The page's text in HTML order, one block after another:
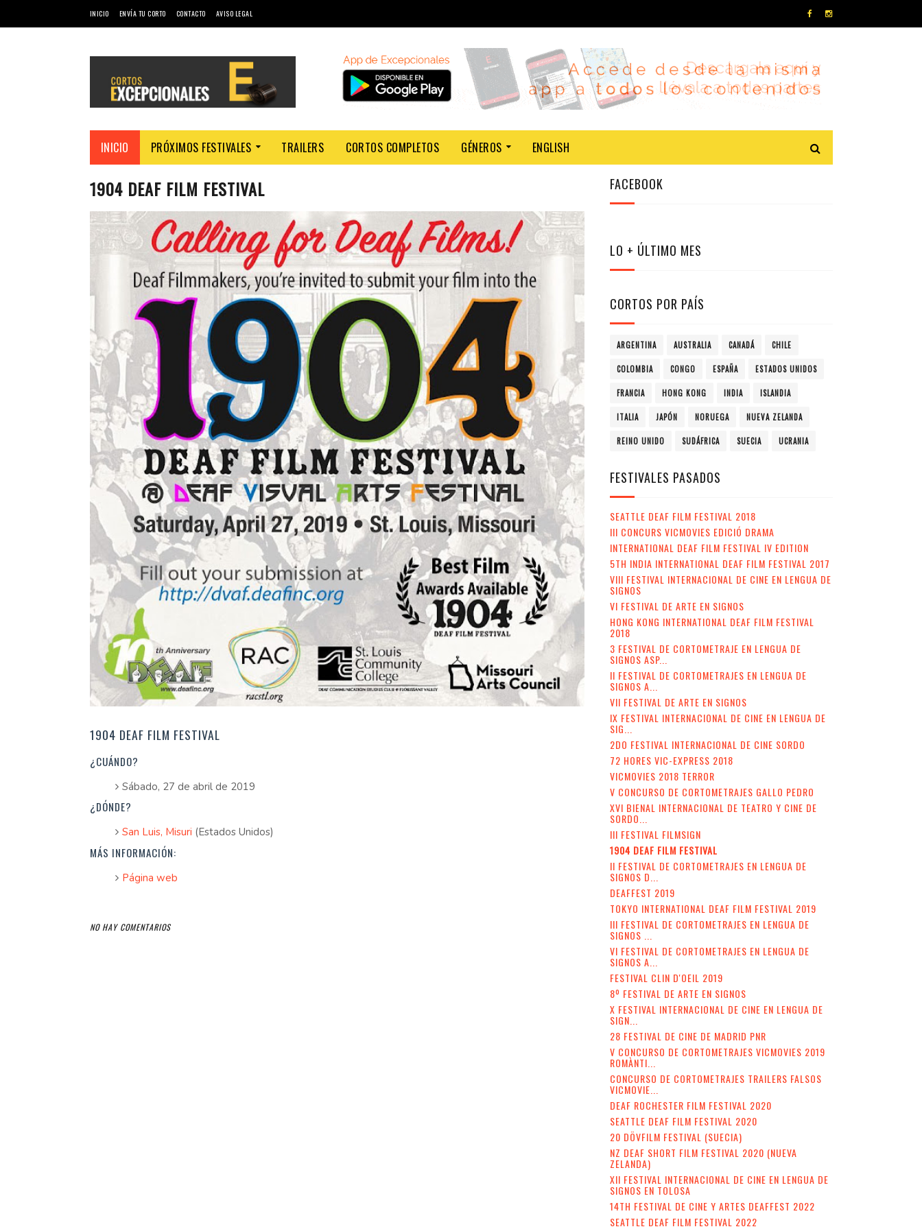
INICIO ENVÍA TU CORTO CONTACTO AVISO LEGAL
INICIO PRÓXIMOS FESTIVALES TRAILERS CORTOS COMPLETOS GÉNEROS ENGLISH
1904 DEAF FILM FESTIVAL
1904 DEAF FILM FESTIVAL
¿CUÁNDO?
Sábado, 27 de abril de 2019
¿DÓNDE?
San Luis, Misuri (Estados Unidos)
MÁS INFORMACIÓN:
Página web
NO HAY COMENTARIOS
FACEBOOK
LO + ÚLTIMO MES
CORTOS POR PAÍS
ARGENTINA AUSTRALIA CANADÁ CHILE
COLOMBIA CONGO ESPAÑA ESTADOS UNIDOS
FRANCIA HONG KONG INDIA ISLANDIA
ITALIA JAPÓN NORUEGA NUEVA ZELANDA
REINO UNIDO SUDÁFRICA SUECIA UCRANIA
FESTIVALES PASADOS
SEATTLE DEAF FILM FESTIVAL 2018
III CONCURS VICMOVIES EDICIÓ DRAMA
INTERNATIONAL DEAF FILM FESTIVAL IV EDITION
5TH INDIA INTERNATIONAL DEAF FILM FESTIVAL 2017
VIII FESTIVAL INTERNACIONAL DE CINE EN LENGUA DE
SIGNOS
VI FESTIVAL DE ARTE EN SIGNOS
HONG KONG INTERNATIONAL DEAF FILM FESTIVAL
2018
3 FESTIVAL DE CORTOMETRAJE EN LENGUA DE
SIGNOS ASP...
II FESTIVAL DE CORTOMETRAJES EN LENGUA DE
SIGNOS A...
VII FESTIVAL DE ARTE EN SIGNOS
IX FESTIVAL INTERNACIONAL DE CINE EN LENGUA DE
SIG...
2DO FESTIVAL INTERNACIONAL DE CINE SORDO
72 HORES VIC-EXPRESS 2018
VICMOVIES 2018 TERROR
V CONCURSO DE CORTOMETRAJES GALLO PEDRO
XVI BIENAL INTERNACIONAL DE TEATRO Y CINE DE
SORDO...
III FESTIVAL FILMSIGN
1904 DEAF FILM FESTIVAL
II FESTIVAL DE CORTOMETRAJES EN LENGUA DE
SIGNOS D...
DEAFFEST 2019
TOKYO INTERNATIONAL DEAF FILM FESTIVAL 2019
III FESTIVAL DE CORTOMETRAJES EN LENGUA DE
SIGNOS ...
VI FESTIVAL DE CORTOMETRAJES EN LENGUA DE
SIGNOS A...
FESTIVAL CLIN D'OEIL 2019
8º FESTIVAL DE ARTE EN SIGNOS
X FESTIVAL INTERNACIONAL DE CINE EN LENGUA DE
SIGN...
28 FESTIVAL DE CINE DE MADRID PNR
V CONCURSO DE CORTOMETRAJES VICMOVIES 2019
ROMÀNTI...
CONCURSO DE CORTOMETRAJES TRAILERS FALSOS
VICMOVIE...
DEAF ROCHESTER FILM FESTIVAL 2020
SEATTLE DEAF FILM FESTIVAL 2020
20 DÖVFILM FESTIVAL (SUECIA)
NZ DEAF SHORT FILM FESTIVAL 2020 (NUEVA
ZELANDA)
XII FESTIVAL INTERNACIONAL DE CINE EN LENGUA DE
SIGNOS EN TOLOSA
14TH FESTIVAL DE CINE Y ARTES DEAFFEST 2022
SEATTLE DEAF FILM FESTIVAL 2022